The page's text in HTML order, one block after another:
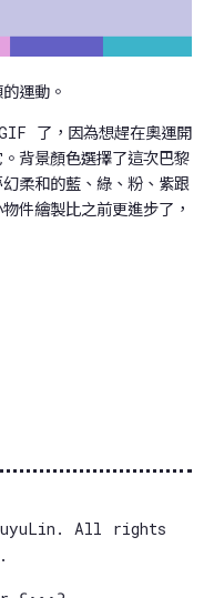
運動。
了，因為想趕在奧運開
背景顏色選擇了這次巴黎
柔和的藍、綠、粉、紫跟
件繪製比之前更進步了，
All rights